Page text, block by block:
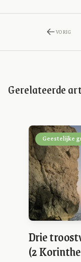
VORIG
Gerelateerde
Geestelijke
Drie
(2 Korinthe